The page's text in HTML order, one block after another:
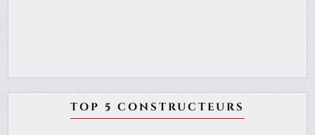
TOP 5 CONSTRUCTEURS